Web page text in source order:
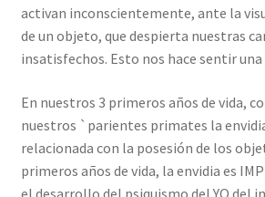
activan inconscientemente, ante la
de un objeto, que despierta nuestras
insatisfechos. Esto nos hace sentir
En nuestros 3 primeros años de vida,
nuestros `parientes primates la
relacionada con la posesión de los
primeros años de vida, la envidia es
el desarrollo del psiquismo del YO del